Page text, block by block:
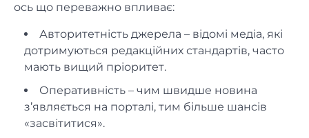
ось що переважно впливає:
Авторитетність джерела – відомі медіа, які
дотримуються редакційних стандартів, часто
мають вищий пріоритет.
Оперативність – чим швидше новина
з’являється на порталі, тим більше шансів
«засвітитися».